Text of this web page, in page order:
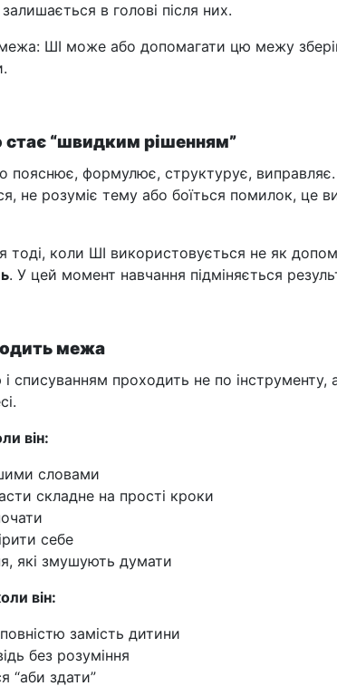
в голові після них.
ШІ може або допомагати цю межу
“швидким рішенням”
пояснює, формулює, структурує,
не розуміє тему або боїться помилок, це
тоді, коли ШІ використовується не як
. У цей момент навчання підміняється
межа
списуванням проходить не по інструменту,
він:
словами
складне на прості кроки
себе
які змушують думати
він:
замість дитини
без розуміння
“аби здати”